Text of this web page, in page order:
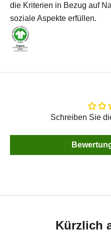
die Kriterien in Bezug auf
soziale Aspekte erfüllen.
Schreiben Sie
Kürzlich